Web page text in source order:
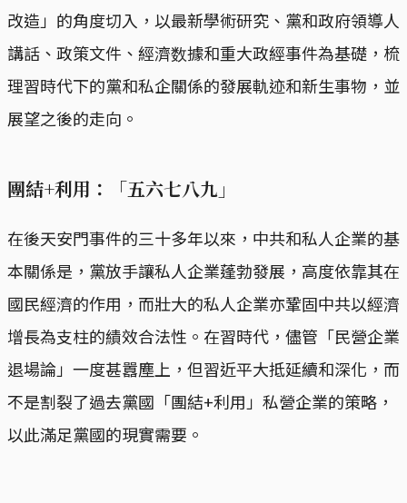
改造」的角度切入，以最新學術研究、黨和政府領導人
講話、政策文件、經濟数據和重大政經事件為基礎，梳
理習時代下的黨和私企關係的發展軌迹和新生事物，並
展望之後的走向。
團結+利用：「五六七八九」
在後天安門事件的三十多年以來，中共和私人企業的基
本關係是，黨放手讓私人企業蓬勃發展，高度依靠其在
國民經濟的作用，而壯大的私人企業亦鞏固中共以經濟
增長為支柱的績效合法性。在習時代，儘管「民營企業
退場論」一度甚囂塵上，但習近平大抵延續和深化，而
不是割裂了過去黨國「團結+利用」私營企業的策略，
以此滿足黨國的現實需要。